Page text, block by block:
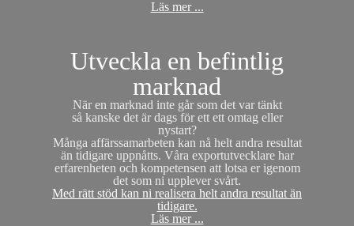
Läs mer ...
Utveckla en befintlig
marknad
När en marknad inte går som det var tänkt
så kanske det är dags för ett ett omtag eller
nystart?
Många affärssamarbeten kan nå helt andra resultat
än tidigare uppnåtts. Våra exportutvecklare har
erfarenheten och kompetensen att lotsa er igenom
det som ni upplever svårt.
Med rätt stöd kan ni realisera helt andra resultat än
tidigare.
Läs mer ...